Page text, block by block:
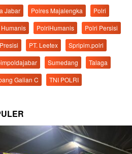
Jabar
Polres Majalengka
Polri
PolriHumanis
Polri Persisi
PT. Leetex
Spripim.polri
Sumedang
Talaga
Galian C
TNI POLRI